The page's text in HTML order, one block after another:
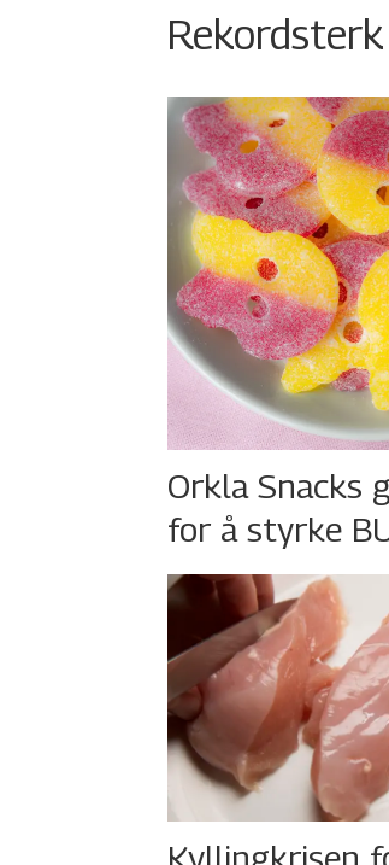
Orkla Snacks
for å styrke
Kyllingkrisen